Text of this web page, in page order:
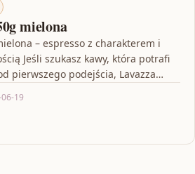
mielona
– espresso z charakterem i
Jeśli szukasz kawy, która potrafi
pierwszego podejścia, Lavazza
19